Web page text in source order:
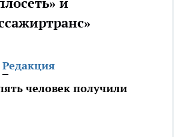
Редакция
человек получили